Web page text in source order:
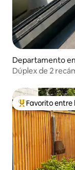
Departamento
Dúplex de 2
De los mejores
Favorito entre